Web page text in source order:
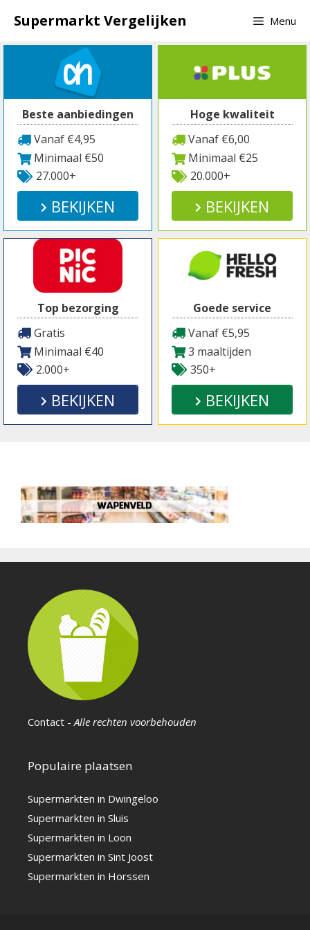
naar
inhoud
Supermarkt Vergelijken Menu
Beste aanbiedingen
Vanaf €4,95
Minimaal €50
27.000+
BEKIJKEN
Hoge kwaliteit
Vanaf €6,00
Minimaal €25
20.000+
BEKIJKEN
Top bezorging
Gratis
Minimaal €40
2.000+
BEKIJKEN
Goede service
Vanaf €5,95
3 maaltijden
350+
BEKIJKEN
Contact - Alle rechten voorbehouden
Populaire plaatsen
Supermarkten in Dwingeloo
Supermarkten in Sluis
Supermarkten in Loon
Supermarkten in Sint Joost
Supermarkten in Horssen